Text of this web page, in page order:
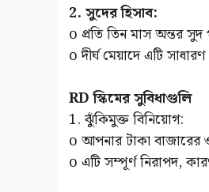
2. সুদের হিসাব:
o প্রতি তিন মাস অন্তর
o দীর্ঘ মেয়াদে এটি
RD স্কিমের সুবিধাগুলি
1. ঝুঁকিমুক্ত বিনিয়োগ:
o আপনার টাকা বাজারের
o এটি সম্পূর্ণ নিরাপদ,